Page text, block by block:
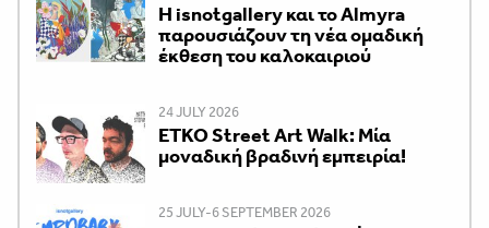
Η isnotgallery και το Almyra
παρουσιάζουν τη νέα ομαδική
έκθεση του καλοκαιριού
24 JULY 2026
ETKO Street Art Walk: Μία
μοναδική βραδινή εμπειρία!
25 JULY-6 SEPTEMBER 2026